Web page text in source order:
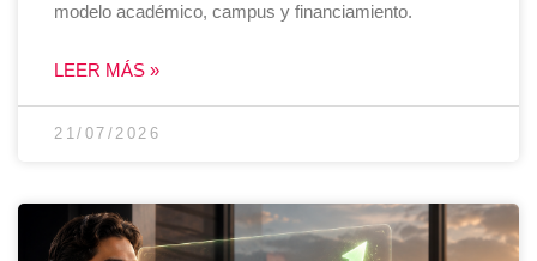
modelo académico, campus y financiamiento.
LEER MÁS »
21/07/2026